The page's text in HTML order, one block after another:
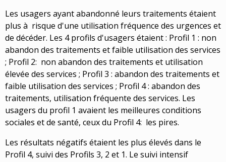
Les usagers ayant abandonné leurs traitements étaient
plus à risque d'une utilisation fréquence des urgences et
de décéder. Les 4 profils d'usagers étaient : Profil 1 : non
abandon des traitements et faible utilisation des services
; Profil 2: non abandon des traitements et utilisation
élevée des services ; Profil 3 : abandon des traitements et
faible utilisation des services ; Profil 4 : abandon des
traitements, utilisation fréquente des services. Les
usagers du profil 1 avaient les meilleures conditions
sociales et de santé, ceux du Profil 4: les pires.
Les résultats négatifs étaient les plus élevés dans le
Profil 4, suivi des Profils 3, 2 et 1. Le suivi intensif